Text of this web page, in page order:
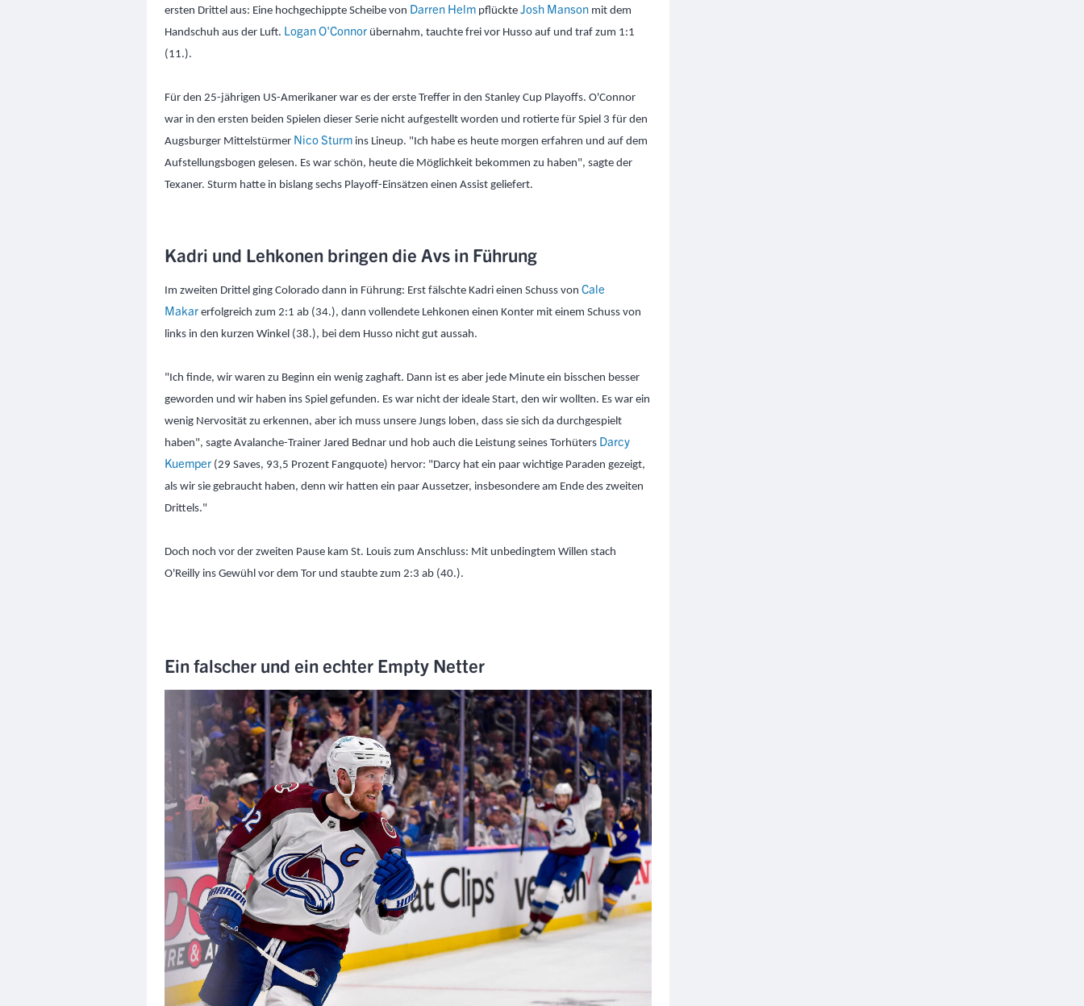
ersten Drittel aus: Eine hochgechippte Scheibe von Darren Helm pflückte Josh Manson mit dem
Handschuh aus der Luft. Logan O'Connor übernahm, tauchte frei vor Husso auf und traf zum 1:1
(11.).
Für den 25-jährigen US-Amerikaner war es der erste Treffer in den Stanley Cup Playoffs. O'Connor
war in den ersten beiden Spielen dieser Serie nicht aufgestellt worden und rotierte für Spiel 3 für den
Augsburger Mittelstürmer Nico Sturm ins Lineup. "Ich habe es heute morgen erfahren und auf dem
Aufstellungsbogen gelesen. Es war schön, heute die Möglichkeit bekommen zu haben", sagte der
Texaner. Sturm hatte in bislang sechs Playoff-Einsätzen einen Assist geliefert.
Kadri und Lehkonen bringen die Avs in Führung
Im zweiten Drittel ging Colorado dann in Führung: Erst fälschte Kadri einen Schuss von Cale
Makar erfolgreich zum 2:1 ab (34.), dann vollendete Lehkonen einen Konter mit einem Schuss von
links in den kurzen Winkel (38.), bei dem Husso nicht gut aussah.
"Ich finde, wir waren zu Beginn ein wenig zaghaft. Dann ist es aber jede Minute ein bisschen besser
geworden und wir haben ins Spiel gefunden. Es war nicht der ideale Start, den wir wollten. Es war ein
wenig Nervosität zu erkennen, aber ich muss unsere Jungs loben, dass sie sich da durchgespielt
haben", sagte Avalanche-Trainer Jared Bednar und hob auch die Leistung seines Torhüters Darcy
Kuemper (29 Saves, 93,5 Prozent Fangquote) hervor: "Darcy hat ein paar wichtige Paraden gezeigt,
als wir sie gebraucht haben, denn wir hatten ein paar Aussetzer, insbesondere am Ende des zweiten
Drittels."
Doch noch vor der zweiten Pause kam St. Louis zum Anschluss: Mit unbedingtem Willen stach
O'Reilly ins Gewühl vor dem Tor und staubte zum 2:3 ab (40.).
Ein falscher und ein echter Empty Netter